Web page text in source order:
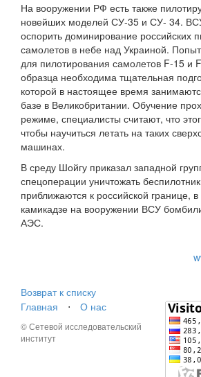
На вооружении РФ есть также
новейших моделей СУ-35 и СУ- 34.
оспорить доминирование российских
самолетов в небе над Украиной.
для пилотирования самолетов F-15 и
образца необходима тщательная
которой в настоящее время
базе в Великобритании. Обучение
режиме, специалисты считают, что
чтобы научиться летать на таких
машинах.
В среду Шойгу приказал западной
спецоперации уничтожать
приближаются к российской границе,
камикадзе на вооружении ВСУ
АЭС.
Возврат к списку
Главная
⋅ О нас
© Сетевой исследовательский
институт